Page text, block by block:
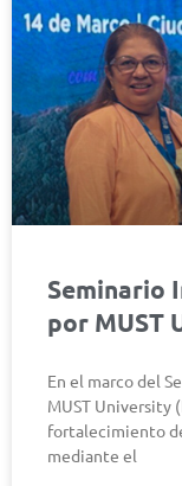
Seminario
por MUST
En el marco del
MUST University
fortalecimiento
mediante el